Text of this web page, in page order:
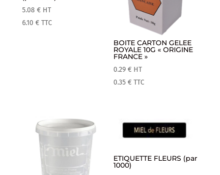
5.08 € HT
6.10 € TTC
BOITE CARTON GELEE
ROYALE 10G « ORIGINE
FRANCE »
0.29€ HT
0.35€ TTC
ETIQUETTE FLEURS (par
1000)